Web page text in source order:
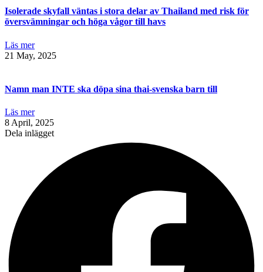
Isolerade skyfall väntas i stora delar av Thailand med risk för
översvämningar och höga vågor till havs
Läs mer
21 May, 2025
Namn man INTE ska döpa sina thai-svenska barn till
Läs mer
8 April, 2025
Dela inlägget